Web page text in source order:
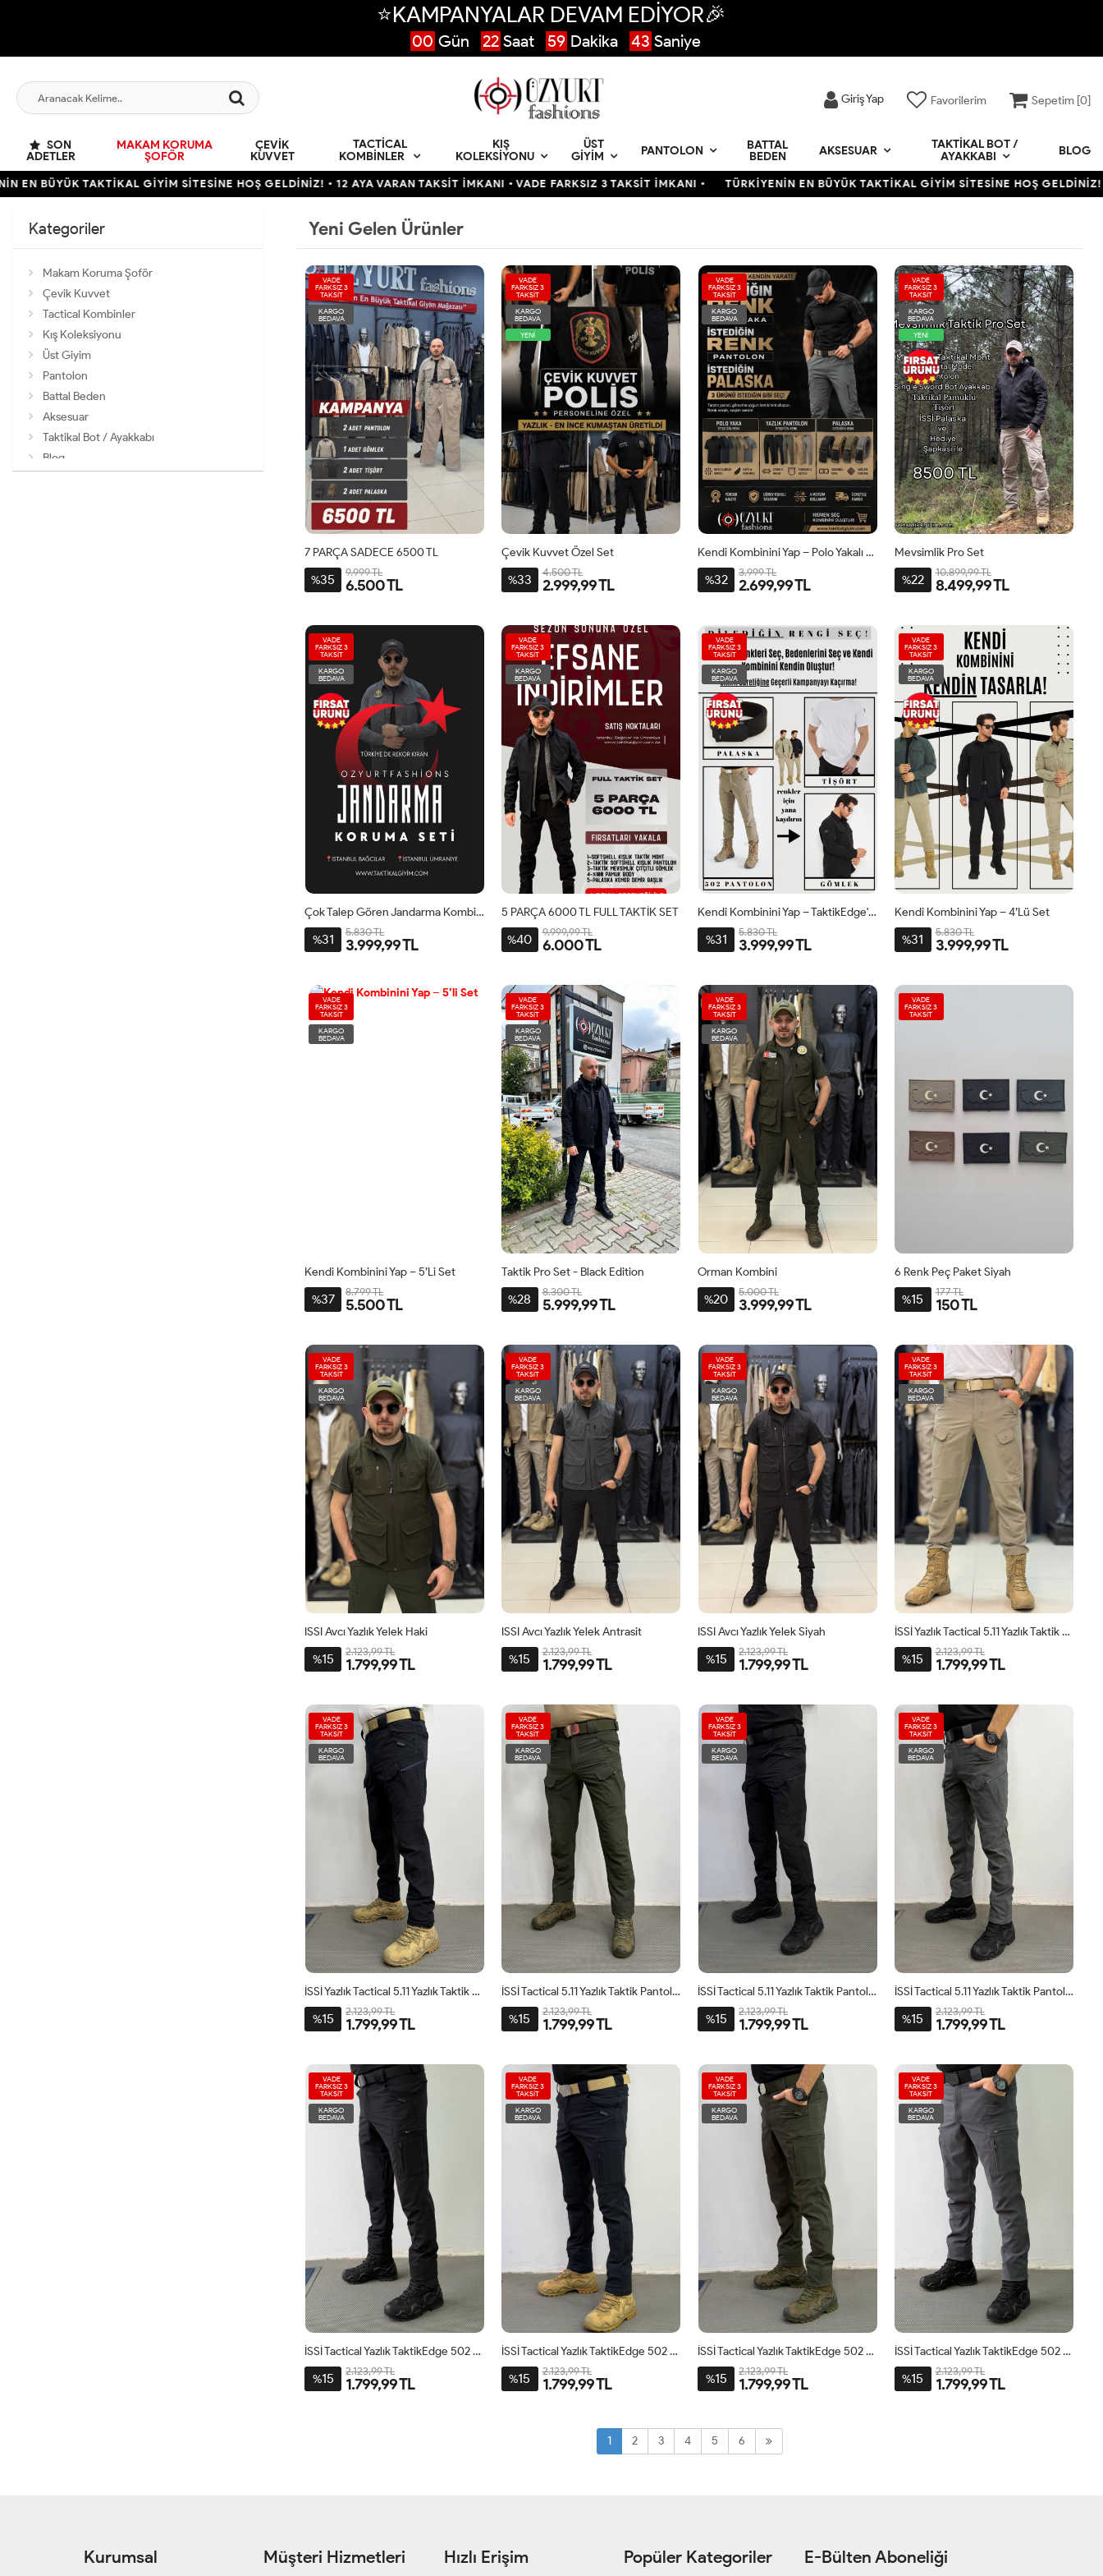
⭐KAMPANYALAR DEVAM EDİYOR🎉
00 Gün 22 Saat 59 Dakika 42 Saniye
Giriş Yap Favorilerim Sepetim [0]
SON
ADETLER
MAKAM KORUMA
ŞOFÖR
ÇEVIK
KUVVET
TACTICAL
KOMBINLER
KIŞ
KOLEKSIYONU
ÜST
GIYIM
PANTOLON
BATTAL
BEDEN
AKSESUAR
TAKTIKAL BOT /
AYAKKABI
BLOG
TAKTİKAL GİYİM SİTESİNE HOŞ GELDİNİZ! • 12 AYA VARAN TAKSİT İMKANI • VADE FARKSIZ 3 TAKSİT İMKANI • TÜRKİYENİN EN BÜYÜK TAKTİKAL GİYİM SİTESİNE HOŞ GELDİNİZ! • 12 AYA
Kategoriler
Makam Koruma Şoför
Çevik Kuvvet
Tactical Kombinler
Kış Koleksiyonu
Üst Giyim
Pantolon
Battal Beden
Aksesuar
Taktikal Bot / Ayakkabı
Blog
Yeni Gelen Ürünler
VADE
FARKSIZ 3
TAKSİT
KARGO
BEDAVA
7 PARÇA SADECE 6500 TL
%35 9.999 TL
6.500 TL
VADE
FARKSIZ 3
TAKSİT
KARGO
BEDAVA
YENİ
Çevik Kuvvet Özel Set
%33 4.500 TL
2.999,99 TL
VADE
FARKSIZ 3
TAKSİT
KARGO
BEDAVA
Kendi Kombinini Yap – Polo Yakalı 3’lü Set
%32 3.999 TL
2.699,99 TL
VADE
FARKSIZ 3
TAKSİT
KARGO
BEDAVA
YENİ
Mevsimlik Pro Set
%22 10.899,99 TL
8.499,99 TL
VADE
FARKSIZ 3
TAKSİT
KARGO
BEDAVA
Çok Talep Gören Jandarma Kombini
%31 5.830 TL
3.999,99 TL
VADE
FARKSIZ 3
TAKSİT
KARGO
BEDAVA
5 PARÇA 6000 TL FULL TAKTİK SET
%40 9.999,99 TL
6.000 TL
VADE
FARKSIZ 3
TAKSİT
KARGO
BEDAVA
Kendi Kombinini Yap – TaktikEdge'li 4’lü Set
%31 5.830 TL
3.999,99 TL
VADE
FARKSIZ 3
TAKSİT
KARGO
BEDAVA
Kendi Kombinini Yap – 4’lü Set
%31 5.830 TL
3.999,99 TL
VADE
FARKSIZ 3
TAKSİT
KARGO
BEDAVA
Kendi Kombinini Yap – 5’li Set
%37 8.799 TL
5.500 TL
VADE
FARKSIZ 3
TAKSİT
KARGO
BEDAVA
Taktik Pro Set - Black Edition
%28 8.300 TL
5.999,99 TL
VADE
FARKSIZ 3
TAKSİT
KARGO
BEDAVA
Orman Kombini
%20 5.000 TL
3.999,99 TL
VADE
FARKSIZ 3
TAKSİT
6 Renk Peç Paket Siyah
%15 177 TL
150 TL
VADE
FARKSIZ 3
TAKSİT
KARGO
BEDAVA
ISSI Avcı Yazlık Yelek Haki
%15 2.123,99 TL
1.799,99 TL
VADE
FARKSIZ 3
TAKSİT
KARGO
BEDAVA
ISSI Avcı Yazlık Yelek Antrasit
%15 2.123,99 TL
1.799,99 TL
VADE
FARKSIZ 3
TAKSİT
KARGO
BEDAVA
ISSI Avcı Yazlık Yelek Siyah
%15 2.123,99 TL
1.799,99 TL
VADE
FARKSIZ 3
TAKSİT
KARGO
BEDAVA
İSSİ Yazlık Tactical 5.11 Yazlık Taktik Pantolon Açık Çöl
%15 2.123,99 TL
1.799,99 TL
VADE
FARKSIZ 3
TAKSİT
KARGO
BEDAVA
İSSİ Yazlık Tactical 5.11 Yazlık Taktik Pantolon Lacivert
%15 2.123,99 TL
1.799,99 TL
VADE
FARKSIZ 3
TAKSİT
KARGO
BEDAVA
İSSİ Tactical 5.11 Yazlık Taktik Pantolon Haki
%15 2.123,99 TL
1.799,99 TL
VADE
FARKSIZ 3
TAKSİT
KARGO
BEDAVA
İSSİ Tactical 5.11 Yazlık Taktik Pantolon Siyah
%15 2.123,99 TL
1.799,99 TL
VADE
FARKSIZ 3
TAKSİT
KARGO
BEDAVA
İSSİ Tactical 5.11 Yazlık Taktik Pantolon Antrasit
%15 2.123,99 TL
1.799,99 TL
VADE
FARKSIZ 3
TAKSİT
KARGO
BEDAVA
İSSİ Tactical Yazlık TaktikEdge 502 Pantolon Siyah
%15 2.123,99 TL
1.799,99 TL
VADE
FARKSIZ 3
TAKSİT
KARGO
BEDAVA
İSSİ Tactical Yazlık TaktikEdge 502 Pantolon Lacivert
%15 2.123,99 TL
1.799,99 TL
VADE
FARKSIZ 3
TAKSİT
KARGO
BEDAVA
İSSİ Tactical Yazlık TaktikEdge 502 Pantolon Haki
%15 2.123,99 TL
1.799,99 TL
VADE
FARKSIZ 3
TAKSİT
KARGO
BEDAVA
İSSİ Tactical Yazlık TaktikEdge 502 Pantolon Antrasit
%15 2.123,99 TL
1.799,99 TL
1 2 3 4 5 6
Kurumsal Müşteri Hizmetleri Hızlı Erişim Popüler Kategoriler E-Bülten Aboneliği